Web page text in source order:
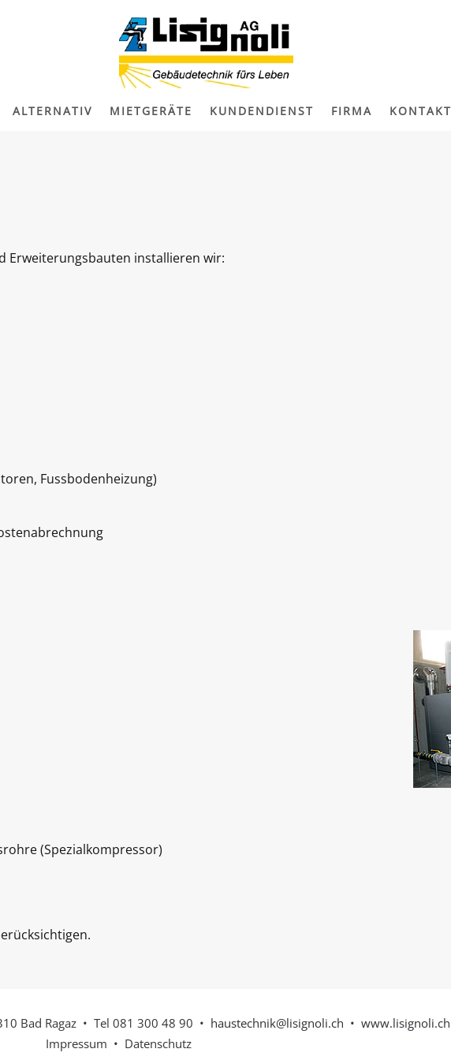
ALTERNATIV MIETGERÄTE KUNDENDIENST FIRMA KONTAKT
Erweiterungsbauten installieren wir:
Fussbodenheizung)
(Spezialkompressor)
Bad Ragaz • Tel 081 300 48 90 • haustechnik@lisignoli.ch • www.lisignoli.ch
Impressum • Datenschutz